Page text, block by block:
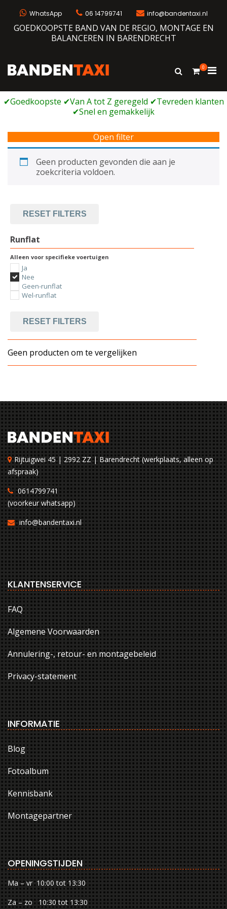
WhatsApp 06 14799741 info@bandentaxi.nl
GOEDKOOPSTE BAND VAN DE REGIO, MONTAGE EN
BALANCEREN IN BARENDRECHT
Bandengarage met eigen webshop
Toon
0
voor
Open filter
Geen producten gevonden die aan je
zoekcriteria voldoen.
RESET FILTERS
Runflat
Alleen voor specifieke voertuigen
Ja
Nee
Geen-runflat
Wel-runflat
RESET FILTERS
Geen producten om te vergelijken
Rijtuigwei 45 | 2992 ZZ | Barendrecht (werkplaats, alleen op
afspraak)
0614799741
(voorkeur whatsapp)
info@bandentaxi.nl
KLANTENSERVICE
FAQ
Algemene Voorwaarden
Annulering-, retour- en montagebeleid
Privacy-statement
INFORMATIE
Blog
Fotoalbum
Kennisbank
Montagepartner
OPENINGSTIJDEN
Ma – vr 10:00 tot 13:30
Za – zo 10:30 tot 13:30